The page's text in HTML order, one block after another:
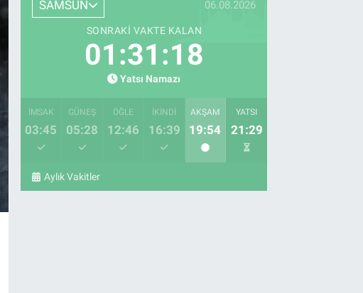
SAMSUN 06.08.2026
SONRAKI VAKTE KALAN
01:31:17
Yatsı Namazı
İMSAK
03:45
GÜNEŞ
05:28
ÖĞLE
12:46
İKINDI
16:39
AKŞAM
19:54
YATSI
21:29
Aylık Vakitler